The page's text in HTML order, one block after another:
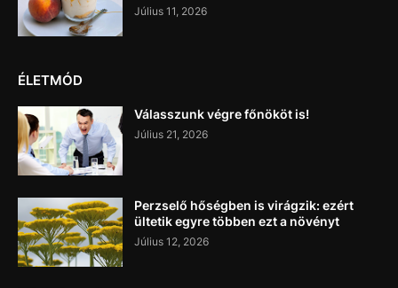
Július 11, 2026
ÉLETMÓD
Válasszunk végre főnököt is!
Július 21, 2026
Perzselő hőségben is virágzik: ezért
ültetik egyre többen ezt a növényt
Július 12, 2026